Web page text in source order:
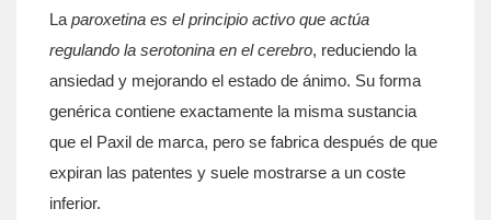
La paroxetina es el principio activo que actúa
regulando la serotonina en el cerebro, reduciendo la
ansiedad y mejorando el estado de ánimo. Su forma
genérica contiene exactamente la misma sustancia
que el Paxil de marca, pero se fabrica después de que
expiran las patentes y suele mostrarse a un coste
inferior.